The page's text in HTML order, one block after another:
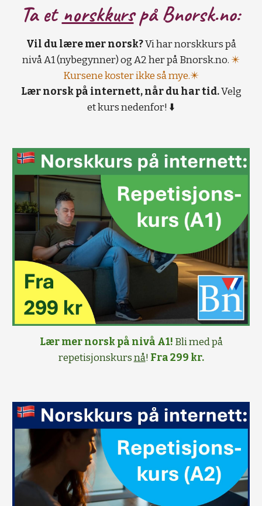
Ta et norskkurspå Bnorsk.no:
Vil du lære mer norsk?Vi har norskkurs på
nivå A1 (nybegynner) og A2 her på Bnorsk.no. ✴️
Kursene koster ikke så mye.✴️
Lær norsk på internett, når du har tid.Velg
et kurs nedenfor! ⬇️
Lær mer norsk på nivå A1! Bli med på
repetisjonskursnå! Fra 299 kr.